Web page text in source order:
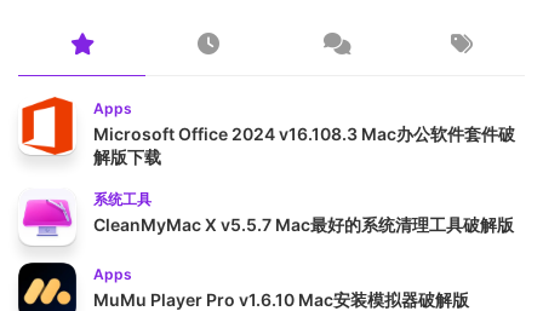
Apps
Microsoft Office 2024 v16.108.3 Mac办公软件套件破
解版下载
系统工具
CleanMyMac X v5.5.7 Mac最好的系统清理工具破解版
Apps
MuMu Player Pro v1.6.10 Mac安装模拟器破解版